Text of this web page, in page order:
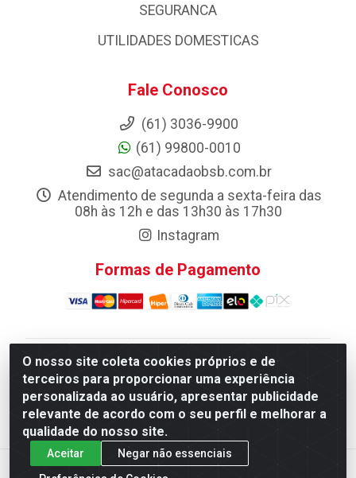
O nosso site coleta cookies próprios e de
terceiros para proporcionar uma experiência
personalizada ao usuário, apresentar publicidade
relevante de acordo com o seu perfil e melhorar a
qualidade do nosso site.
Aceitar
Negar não essenciais
SEGURANCA
UTILIDADES DOMESTICAS
Fale Conosco
(61) 3036-9900
(61) 99800-0010
sac@atacadaobsb.com.br
Atendimento de segunda a sexta-feira das
08h às 12h e das 13h30 às 17h30
Instagram
Formas de Pagamento
Atacadao da Limpeza F. Pereira Queiroz Comercio e
Distribuicao LTDA - Quadra Qi 10 Lotes 39 e, 41 - Setor
Industrial (Taguatinga), Brasília/DF - CEP 72.135-100 -
CNPJ 13.184.675/0001-80